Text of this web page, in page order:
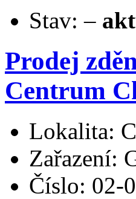
Stav: –
Prodej
Centrum
Lokalita:
Zařazení:
Číslo: 02-